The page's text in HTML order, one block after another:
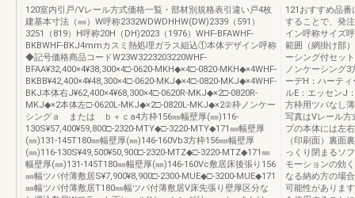
120室内引戸/Vレール方式価格一覧・部材別規格表引違い戸4枚
建基本寸法（㎜）W呼称2332WDWDHHW(DW)2339（591）
3251（819）H呼称20H（DH)2023（1976）WHF-BFAWHF-
BKBWHF-BKJ4mmカスミ熱処理ガラス組込①本体デザイン呼称
◆記号価格商品コードW23W3223203220WHF-
BFAA¥32,400×4¥38,300×4□-0620-MKH◆×4□-0820-MKH◆×4WHF-
BKBB¥42,400×4¥48,300×4□-0620-MKJ◆×4□-0820-MKJ◆×4WHF-
BKJ本体右J¥62,400×4¥68,300×4□-0620R-MKJ◆×2□-0820R-
MKJ◆×2本体左□-0620L-MKJ◆×2□-0820L-MKJ◆×2②枠ノンケー
シングａ または ｂ＋ｃa4方枠156㎜幅壁厚(㎜)116-
130S¥57,400¥59,800□-2320-MTY◆□-3220-MTY◆171㎜幅壁厚
(㎜)131-145T180㎜幅壁厚(㎜)146-160Vb3方枠156㎜幅壁厚
(㎜)116-130S¥49,500¥50,900□-2320-MTZ◆□-3220-MTZ◆171㎜
幅壁厚(㎜)131-145T180㎜幅壁厚(㎜)146-160Vc敷居床後張り156
㎜幅ツバ付薄敷居S¥7,900¥8,900□-2300-MUE◆□-3200-MUE◆171
㎜幅ツバ付薄敷居T180㎜幅ツバ付薄敷居V床先張り壁厚区分な
121おすすめ品
することで、発
イン呼称サイズ
範囲（網掛け部
ーシング付セッ
ノンケーシング
ーデH：ハーテ
ルE：エッセンJ
方枠用ツバなし
写真はVレール
プの本体には左
（印刷面）裏面
っくり閉まるソ
モーションの効
なる納め方の場
可能性がありま